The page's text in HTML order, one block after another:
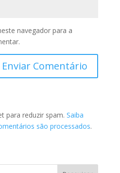
navegador para a
para reduzir spam. Saiba
são processados.